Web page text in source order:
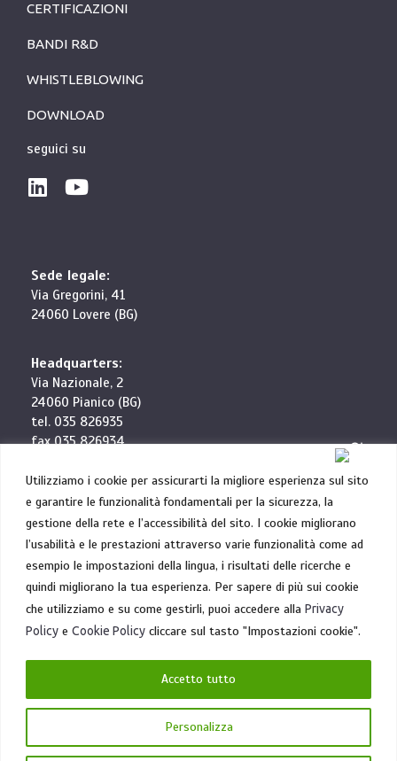
Utilizziamo i cookie per assicurarti la migliore esperienza sul sito
e garantire le funzionalità fondamentali per la sicurezza, la
gestione della rete e l’accessibilità del sito. I cookie migliorano
l’usabilità e le prestazioni attraverso varie funzionalità come ad
esempio le impostazioni della lingua, i risultati delle ricerche e
quindi migliorano la tua esperienza. Per sapere di più sui cookie
che utilizziamo e su come gestirli, puoi accedere alla Privacy
Policy e Cookie Policy cliccare sul tasto "Impostazioni cookie".
Personalizza
Accetto tutto
CERTIFICAZIONI
BANDI R&D
WHISTLEBLOWING
DOWNLOAD
seguici su
Sede legale:
Via Gregorini, 41
24060 Lovere (BG)
Headquarters:
Via Nazionale, 2
24060 Pianico (BG)
tel. 035 826935
fax 035 826934
Robotics Division:
Via G. Amendola, 1
31020 Villorba (TV)
tel. 0422 881554
P.IVA: 02234010169
Iscrizione Camera di Commercio (BG): 02234010169
Capitale Sociale: 1.000.000 euro i.v.